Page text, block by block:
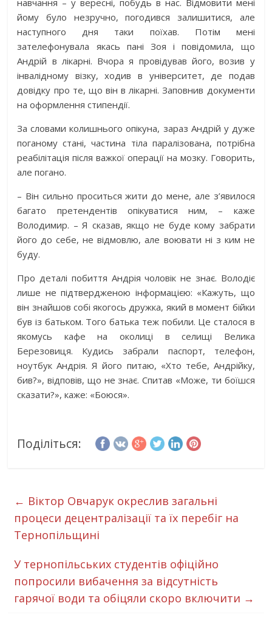
навчання – у вересні, побудь в нас. Відмовити мені
йому було незручно, погодився залишитися, але
наступного дня таки поїхав. Потім мені
зателефонувала якась пані Зоя і повідомила, що
Андрій в лікарні. Вчора я провідував його, возив у
інвалідному візку, ходив в університет, де подав
довідку про те, що він в лікарні. Заповнив документи
на оформлення стипендії.
За словами колишнього опікуна, зараз Андрій у дуже
поганому стані, частина тіла паралізована, потрібна
реабілітація після важкої операції на мозку. Говорить,
але погано.
– Він сильно проситься жити до мене, але з’явилося
багато претендентів опікуватися ним, – каже
Володимир. – Я сказав, якщо не буде кому забрати
його до себе, не відмовлю, але воювати ні з ким не
буду.
Про деталі побиття Андрія чоловік не знає. Володіє
лише не підтвердженою інформацією: «Кажуть, що
він знайшов собі якогось дружка, який в момент бійки
був із батьком. Того батька теж побили. Це сталося в
якомусь кафе на околиці в селищі Велика
Березовиця. Кудись забрали паспорт, телефон,
ноутбук Андрія. Я його питаю, «Хто тебе, Андрійку,
бив?», відповів, що не знає. Спитав «Може, ти боїшся
сказати?», каже: «Боюся».
Поділіться:
← Віктор Овчарук окреслив загальні
процеси децентралізації та їх перебіг на
Тернопільщині
У тернопільських студентів офіційно
попросили вибачення за відсутність
гарячої води та обіцяли скоро включити →